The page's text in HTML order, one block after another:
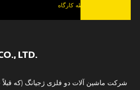
LTD.
شرکت ماشین آلات دو فلزی ژجیانگ (که